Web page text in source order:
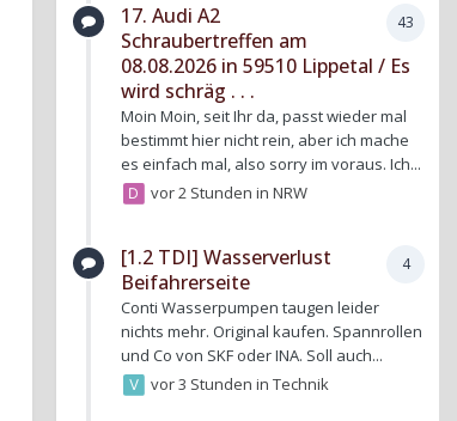
43
17. Audi A2
Schraubertreffen am
08.08.2026 in 59510 Lippetal / Es
wird schräg . . .
Moin Moin, seit Ihr da, passt wieder mal
bestimmt hier nicht rein, aber ich mache
es einfach mal, also sorry im voraus. Ich...
vor 2 Stunden inNRW
4
[1.2 TDI] Wasserverlust
Beifahrerseite
Conti Wasserpumpen taugen leider
nichts mehr. Original kaufen. Spannrollen
und Co von SKF oder INA. Soll auch...
vor 3 Stunden inTechnik